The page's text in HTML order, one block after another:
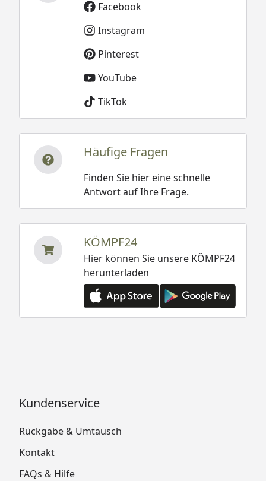
Facebook
Instagram
Pinterest
YouTube
TikTok
Häufige Fragen
Finden Sie hier eine schnelle
Antwort auf Ihre Frage.
KÖMPF24
Hier können Sie unsere KÖMPF24
herunterladen
Kundenservice
Rückgabe & Umtausch
Kontakt
FAQs & Hilfe